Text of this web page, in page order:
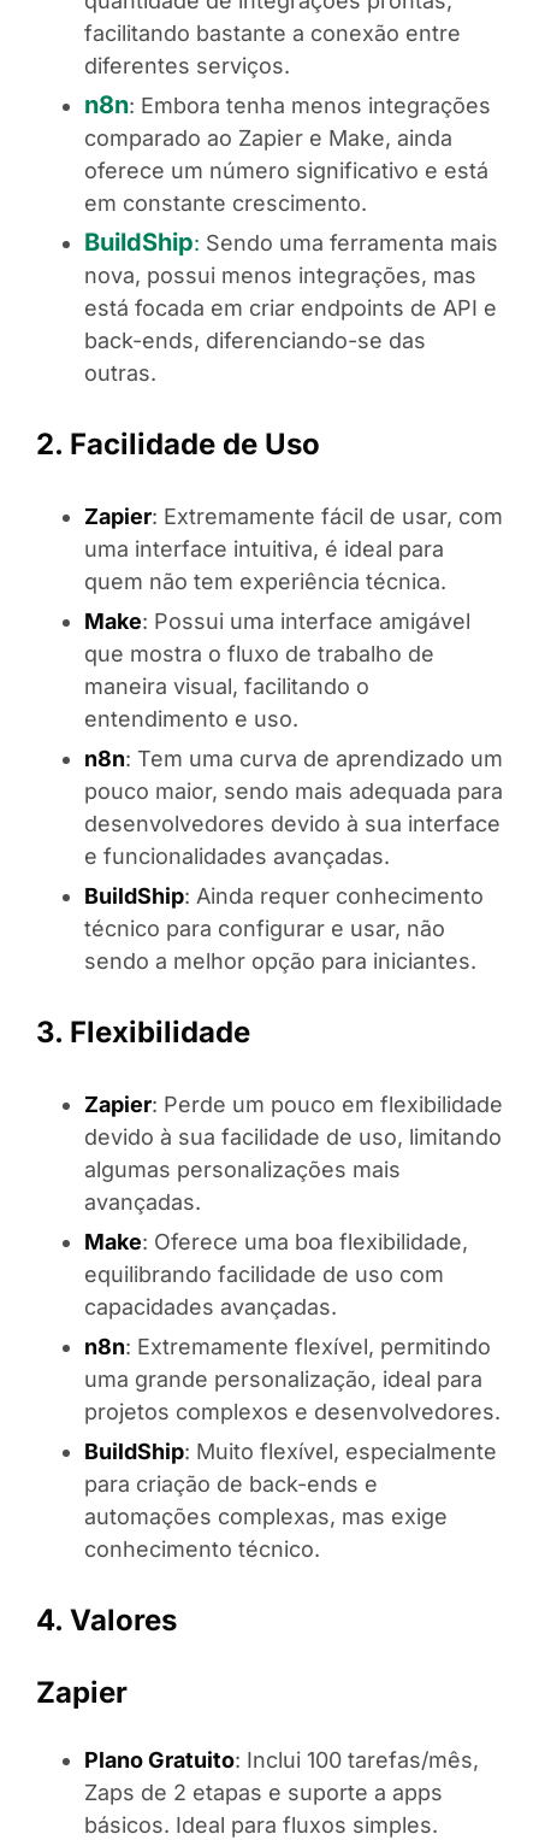
facilitando bastante a conexão entre
diferentes serviços.
n8n: Embora tenha menos integrações
comparado ao Zapier e Make, ainda
oferece um número significativo e está
em constante crescimento.
BuildShip: Sendo uma ferramenta mais
nova, possui menos integrações, mas
está focada em criar endpoints de API e
back-ends, diferenciando-se das
outras.
2. Facilidade de Uso
Zapier: Extremamente fácil de usar, com
uma interface intuitiva, é ideal para
quem não tem experiência técnica.
Make: Possui uma interface amigável
que mostra o fluxo de trabalho de
maneira visual, facilitando o
entendimento e uso.
n8n: Tem uma curva de aprendizado um
pouco maior, sendo mais adequada para
desenvolvedores devido à sua interface
e funcionalidades avançadas.
BuildShip: Ainda requer conhecimento
técnico para configurar e usar, não
sendo a melhor opção para iniciantes.
3. Flexibilidade
Zapier: Perde um pouco em flexibilidade
devido à sua facilidade de uso, limitando
algumas personalizações mais
avançadas.
Make: Oferece uma boa flexibilidade,
equilibrando facilidade de uso com
capacidades avançadas.
n8n: Extremamente flexível, permitindo
uma grande personalização, ideal para
projetos complexos e desenvolvedores.
BuildShip: Muito flexível, especialmente
para criação de back-ends e
automações complexas, mas exige
conhecimento técnico.
4. Valores
Zapier
Plano Gratuito: Inclui 100 tarefas/mês,
Zaps de 2 etapas e suporte a apps
básicos. Ideal para fluxos simples.